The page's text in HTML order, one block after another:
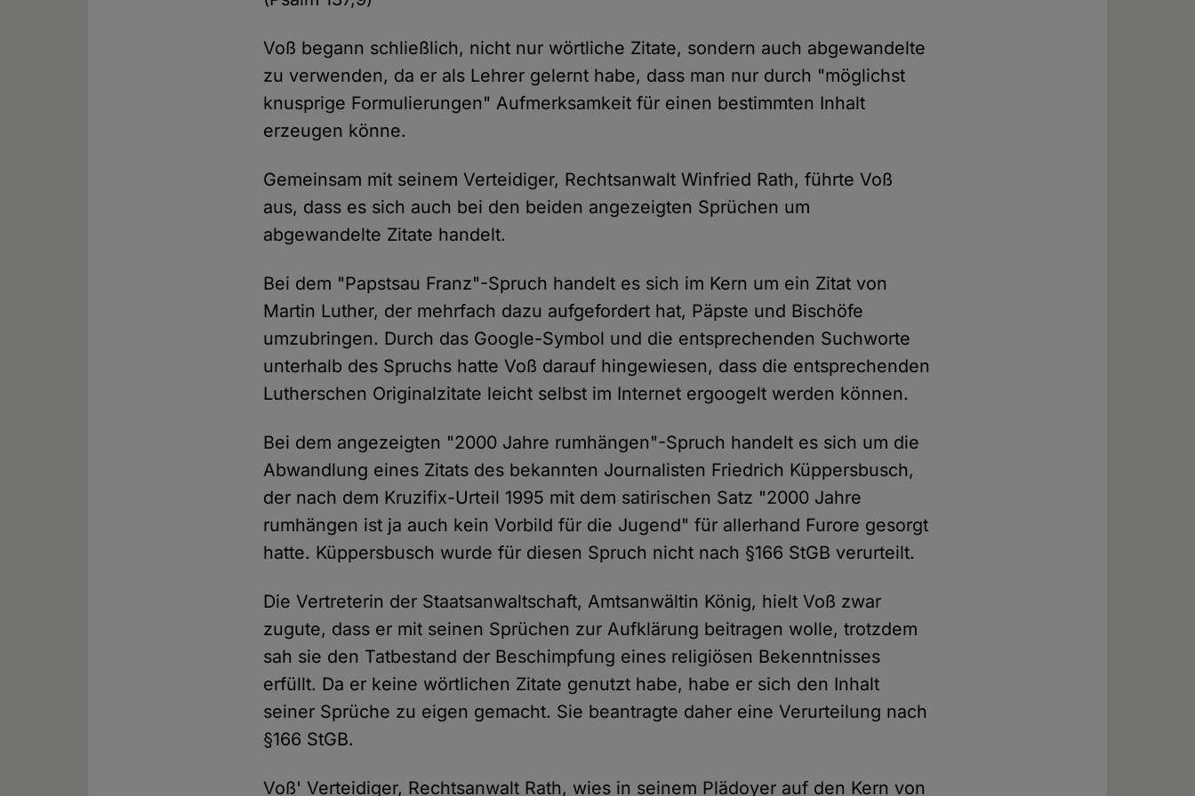
Voß begann schließlich, nicht nur wörtliche Zitate, sondern auch abgewandelte
zu verwenden, da er als Lehrer gelernt habe, dass man nur durch "möglichst
knusprige Formulierungen" Aufmerksamkeit für einen bestimmten Inhalt
erzeugen könne.
Gemeinsam mit seinem Verteidiger, Rechtsanwalt Winfried Rath, führte Voß
aus, dass es sich auch bei den beiden angezeigten Sprüchen um
abgewandelte Zitate handelt.
Bei dem "Papstsau Franz"-Spruch handelt es sich im Kern um ein Zitat von
Martin Luther, der mehrfach dazu aufgefordert hat, Päpste und Bischöfe
umzubringen. Durch das Google-Symbol und die entsprechenden Suchworte
unterhalb des Spruchs hatte Voß darauf hingewiesen, dass die entsprechenden
Lutherschen Originalzitate leicht selbst im Internet ergoogelt werden können.
Bei dem angezeigten "2000 Jahre rumhängen"-Spruch handelt es sich um die
Abwandlung eines Zitats des bekannten Journalisten Friedrich Küppersbusch,
der nach dem Kruzifix-Urteil 1995 mit dem satirischen Satz "2000 Jahre
rumhängen ist ja auch kein Vorbild für die Jugend" für allerhand Furore gesorgt
hatte. Küppersbusch wurde für diesen Spruch nicht nach §166 StGB verurteilt.
Die Vertreterin der Staatsanwaltschaft, Amtsanwältin König, hielt Voß zwar
zugute, dass er mit seinen Sprüchen zur Aufklärung beitragen wolle, trotzdem
sah sie den Tatbestand der Beschimpfung eines religiösen Bekenntnisses
erfüllt. Da er keine wörtlichen Zitate genutzt habe, habe er sich den Inhalt
seiner Sprüche zu eigen gemacht. Sie beantragte daher eine Verurteilung nach
§166 StGB.
Voß' Verteidiger, Rechtsanwalt Rath, wies in seinem Plädoyer auf den Kern von